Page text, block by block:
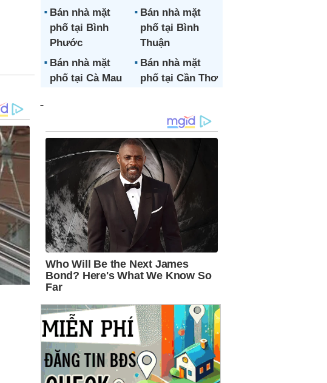
Bán nhà mặt
phố tại Bình
Phước
Bán nhà mặt
phố tại Bình
Thuận
Bán nhà mặt
phố tại Cà Mau
Bán nhà mặt
phố tại Cần Thơ